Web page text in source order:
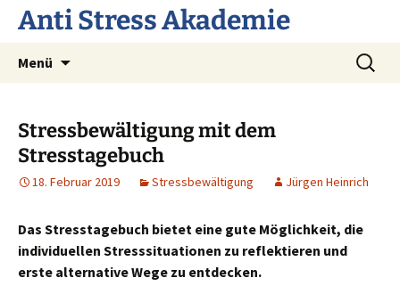
Anti Stress Akademie
Menü
Suchen
nach:
Stressbewältigung mit dem
Stresstagebuch
18. Februar 2019 Stressbewältigung Jürgen Heinrich
Das Stresstagebuch bietet eine gute Möglichkeit, die
individuellen Stresssituationen zu reflektieren und
erste alternative Wege zu entdecken.